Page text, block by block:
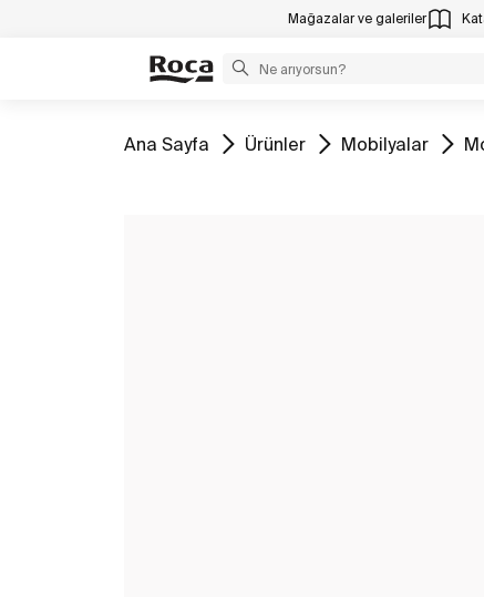
Mağazalar ve galeriler
Tüm
Ana Sayfa Tüm
Ürünler Tüm
Mobilyalar